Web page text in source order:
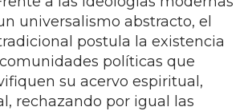
universalismo abstracto, el
postula la existencia
políticas que
su acervo espiritual,
rechazando por igual las